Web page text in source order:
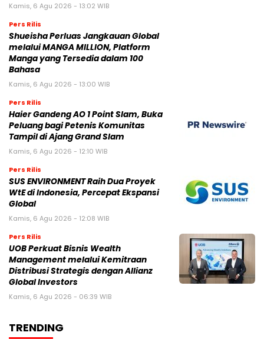
Kamis, 6 Agu 2026 - 13:02 WIB
Pers Rilis
Shueisha Perluas Jangkauan Global
melalui MANGA MILLION, Platform
Manga yang Tersedia dalam 100
Bahasa
Kamis, 6 Agu 2026 - 13:00 WIB
Pers Rilis
Haier Gandeng AO 1 Point Slam, Buka
Peluang bagi Petenis Komunitas
Tampil di Ajang Grand Slam
Kamis, 6 Agu 2026 - 12:10 WIB
Pers Rilis
SUS ENVIRONMENT Raih Dua Proyek
WtE di Indonesia, Percepat Ekspansi
Global
Kamis, 6 Agu 2026 - 12:08 WIB
Pers Rilis
UOB Perkuat Bisnis Wealth
Management melalui Kemitraan
Distribusi Strategis dengan Allianz
Global Investors
Kamis, 6 Agu 2026 - 06:39 WIB
TRENDING